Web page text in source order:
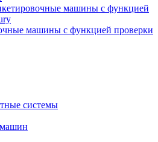
машины с функцией
машины с функцией проверки
системы